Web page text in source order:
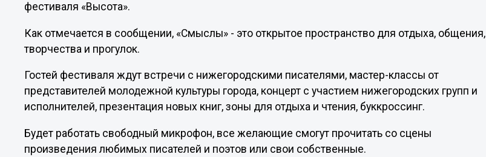
фестиваля «Высота».
Как отмечается в сообщении, «Смыслы» - это открытое пространство для отдыха, общения,
творчества и прогулок.
Гостей фестиваля ждут встречи с нижегородскими писателями, мастер-классы от
представителей молодежной культуры города, концерт с участием нижегородских групп и
исполнителей, презентация новых книг, зоны для отдыха и чтения, буккроссинг.
Будет работать свободный микрофон, все желающие смогут прочитать со сцены
произведения любимых писателей и поэтов или свои собственные.